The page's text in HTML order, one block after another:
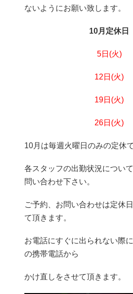
ないようにお願い致します。
10月定休日
5日(火)
12日 (火)
19日(火)
26日(火)
10月は毎週火曜日のみの定休で
各スタッフの出勤状況につい
問い合わせ下さい。
ご予約、お問い合わせは定休
て頂きます。
お電話にすぐに出られない際
の携帯電話から
かけ直しをさせて頂きます。